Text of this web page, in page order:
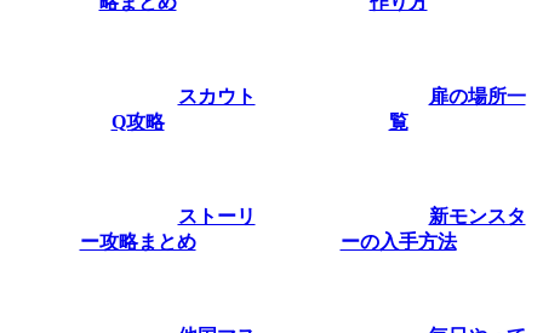
スカウト
Q攻略
扉の場所一
覧
ストーリ
ー攻略まとめ
新モンスタ
ーの入手方法